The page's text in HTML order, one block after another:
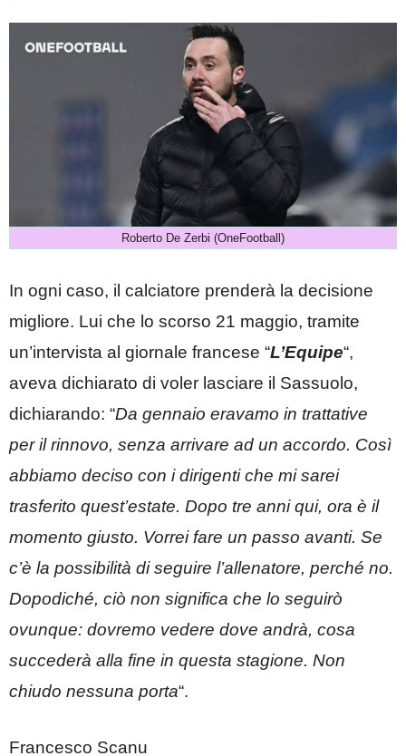
Roberto De Zerbi (OneFootball)
In ogni caso, il calciatore prenderà la decisione
migliore. Lui che lo scorso 21 maggio, tramite
un’intervista al giornale francese “L’Equipe“,
aveva dichiarato di voler lasciare il Sassuolo,
dichiarando: “Da gennaio eravamo in trattative
per il rinnovo, senza arrivare ad un accordo. Così
abbiamo deciso con i dirigenti che mi sarei
trasferito quest’estate. Dopo tre anni qui, ora è il
momento giusto. Vorrei fare un passo avanti. Se
c’è la possibilità di seguire l’allenatore, perché no.
Dopodiché, ciò non significa che lo seguirò
ovunque: dovremo vedere dove andrà, cosa
succederà alla fine in questa stagione. Non
chiudo nessuna porta“.
Francesco Scanu